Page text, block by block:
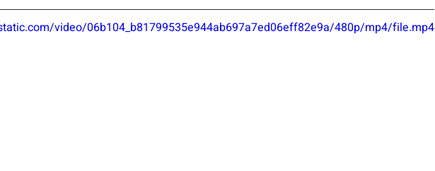
video/06b104_b81799535e944ab697a7ed06eff82e9a/480p/mp4/file.mp4